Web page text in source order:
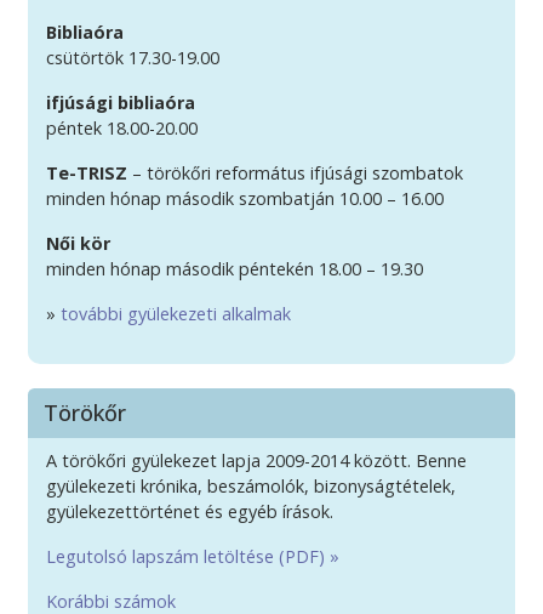
Bibliaóra
csütörtök 17.30-19.00
ifjúsági bibliaóra
péntek 18.00-20.00
Te-TRISZ – törökőri református ifjúsági szombatok
minden hónap második szombatján 10.00 – 16.00
Női kör
minden hónap második péntekén 18.00 – 19.30
» további gyülekezeti alkalmak
Törökőr
A törökőri gyülekezet lapja 2009-2014 között. Benne
gyülekezeti krónika, beszámolók, bizonyságtételek,
gyülekezettörténet és egyéb írások.
Legutolsó lapszám letöltése (PDF) »
Korábbi számok